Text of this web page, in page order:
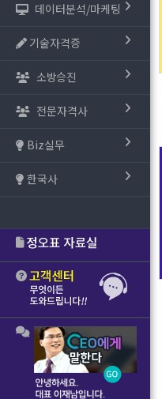
데이터분석/마케팅
기술자격증
소방승진
전문자격사
Biz실무
한국사